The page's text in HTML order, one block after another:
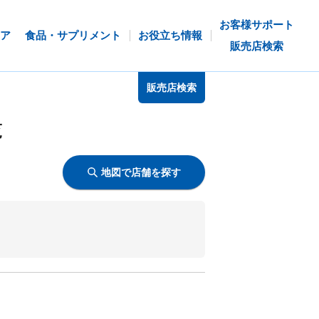
食品・サプリメント お役立ち情報
お客様サポート
販売店検索
販売店検索
地図で店舗を探す